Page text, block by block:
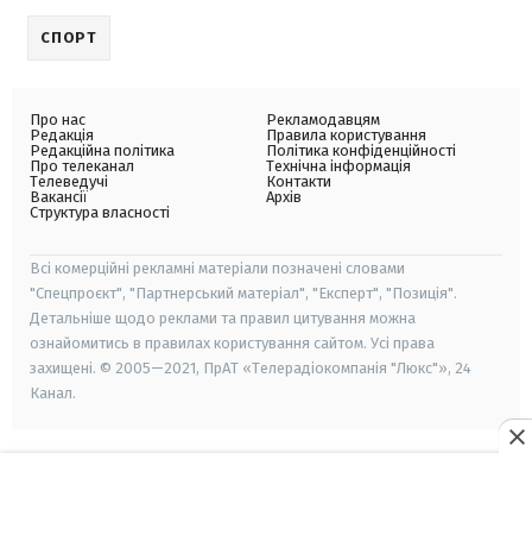
СПОРТ
Про нас
Редакція
Редакційна політика
Про телеканал
Телеведучі
Вакансії
Структура власності
Рекламодавцям
Правила користування
Політика конфіденційності
Технічна інформація
Контакти
Архів
Всі комерційні рекламні матеріали позначені словами
"Спецпроєкт", "Партнерський матеріал", "Експерт", "Позиція".
Детальніше щодо реклами та правил цитування можна
ознайомитись в правилах користування сайтом. Усі права
захищені. © 2005—2021, ПрАТ «Телерадіокомпанія "Люкс"», 24
Канал.